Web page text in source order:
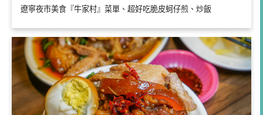
遼寧夜市美食『牛家村』菜單、超好吃脆皮蚵仔煎、炒飯